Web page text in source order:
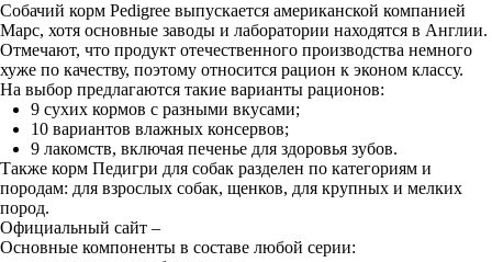
Собачий корм Pedigree выпускается американской компанией
Марс, хотя основные заводы и лаборатории находятся в Англии.
Отмечают, что продукт отечественного производства немного
хуже по качеству, поэтому относится рацион к эконом классу.
На выбор предлагаются такие варианты рационов:
9 сухих кормов с разными вкусами;
10 вариантов влажных консервов;
9 лакомств, включая печенье для здоровья зубов.
Также корм Педигри для собак разделен по категориям и
породам: для взрослых собак, щенков, для крупных и мелких
пород.
Официальный сайт –
Основные компоненты в составе любой серии: